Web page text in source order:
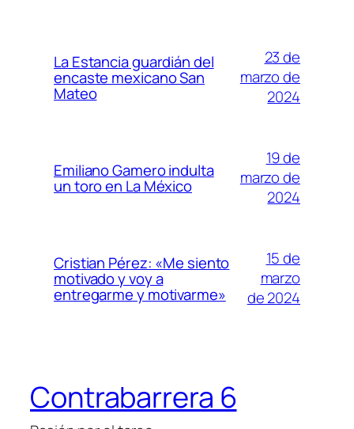
La Estancia guardián del
encaste mexicano San
Mateo
23 de
marzo de
2024
Emiliano Gamero indulta
un toro en La México
19 de
marzo de
2024
Cristian Pérez: «Me siento
motivado y voy a
entregarme y motivarme»
15 de
marzo
de 2024
Contrabarrera 6